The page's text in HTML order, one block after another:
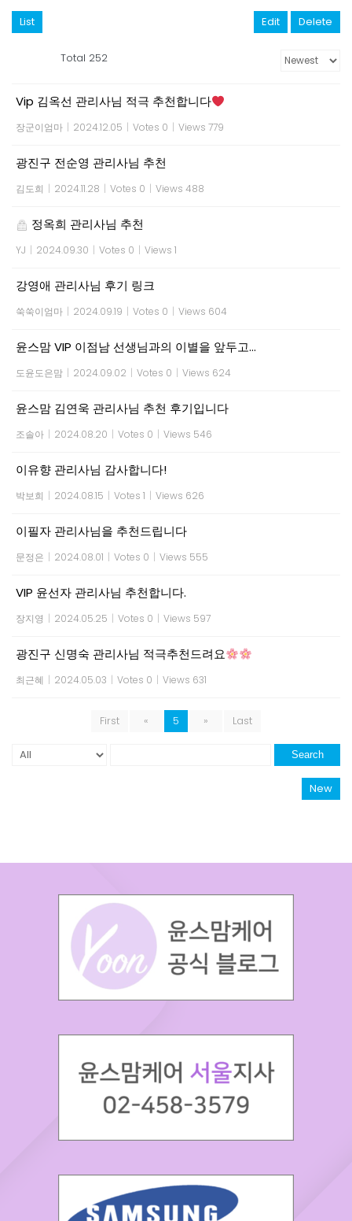
List Edit Delete
Total 252
Vip 김옥선 관리사님 적극 추천합니다
장군이엄마 | 2024.12.05 | Votes 0 | Views 779
광진구 전순영 관리사님 추천
김도희 | 2024.11.28 | Votes 0 | Views 488
정옥희 관리사님 추천
YJ | 2024.09.30 | Votes 0 | Views 1
강영애 관리사님 후기 링크
쑥쑥이엄마 | 2024.09.19 | Votes 0 | Views 604
윤스맘 VIP 이점남 선생님과의 이별을 앞두고…
도윤도은맘 | 2024.09.02 | Votes 0 | Views 624
윤스맘 김연욱 관리사님 추천 후기입니다
조솔아 | 2024.08.20 | Votes 0 | Views 546
이유향 관리사님 감사합니다!
박보희 | 2024.08.15 | Votes 1 | Views 626
이필자 관리사님을 추천드립니다
문정은 | 2024.08.01 | Votes 0 | Views 555
VIP 윤선자 관리사님 추천합니다.
장지영 | 2024.05.25 | Votes 0 | Views 597
광진구 신명숙 관리사님 적극추천드려요
최근혜 | 2024.05.03 | Votes 0 | Views 631
First « 5 » Last
Search
New